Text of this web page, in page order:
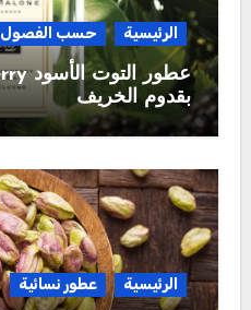
الرئيسية حسب الفصول
بقدوم الخريف
الرئيسية عطور نسائية